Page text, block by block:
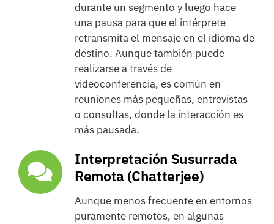
durante un segmento y luego hace
una pausa para que el intérprete
retransmita el mensaje en el idioma de
destino. Aunque también puede
realizarse a través de
videoconferencia, es común en
reuniones más pequeñas, entrevistas
o consultas, donde la interacción es
más pausada.
Interpretación Susurrada
Remota (Chatterjee)
Aunque menos frecuente en entornos
puramente remotos, en algunas